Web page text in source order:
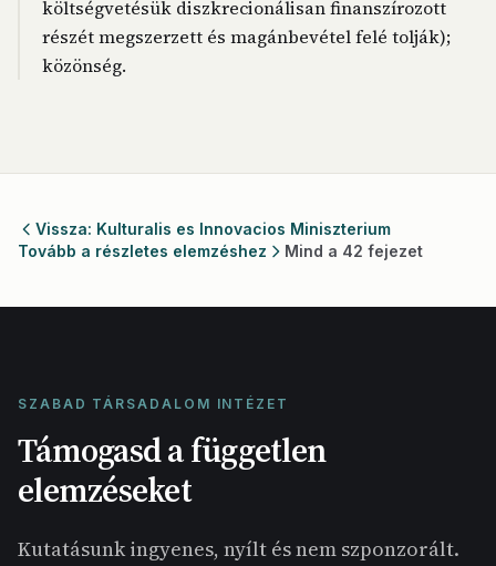
költségvetésük diszkrecionálisan finanszírozott
részét megszerzett és magánbevétel felé tolják);
közönség.
Vissza: Kulturalis es Innovacios Miniszterium
Tovább a részletes elemzéshez
Mind a 42 fejezet
SZABAD TÁRSADALOM INTÉZET
Támogasd a független
elemzéseket
Kutatásunk ingyenes, nyílt és nem szponzorált.